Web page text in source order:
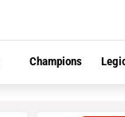
Champions